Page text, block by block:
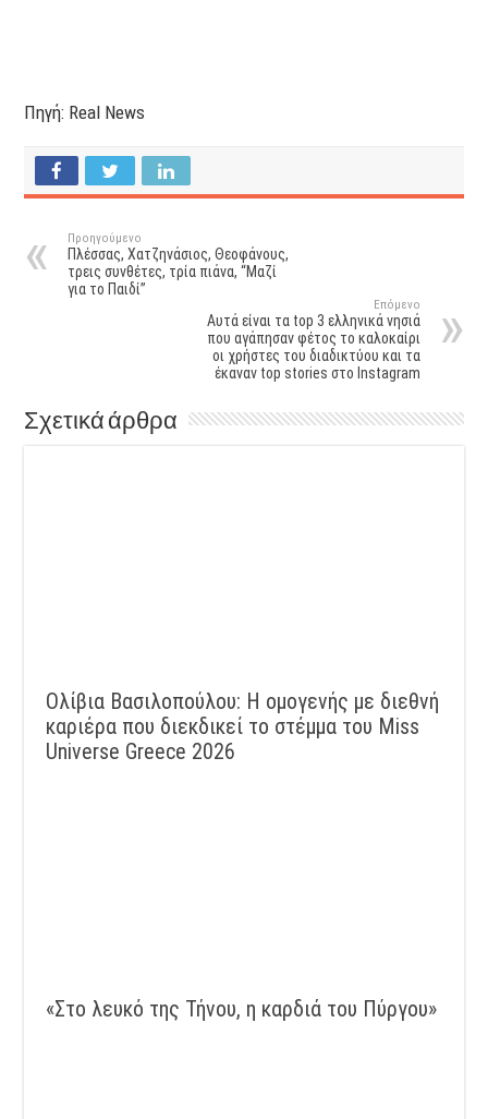
Πηγή: Real News
Προηγούμενο
Πλέσσας, Χατζηνάσιος, Θεοφάνους,
τρεις συνθέτες, τρία πιάνα, “Μαζί
για το Παιδί”
Επόμενο
Αυτά είναι τα top 3 ελληνικά νησιά
που αγάπησαν φέτος το καλοκαίρι
οι χρήστες του διαδικτύου και τα
έκαναν top stories στο Instagram
Σχετικά άρθρα
Ολίβια Βασιλοπούλου: Η ομογενής με διεθνή
καριέρα που διεκδικεί το στέμμα του Miss
Universe Greece 2026
«Στο λευκό της Τήνου, η καρδιά του Πύργου»